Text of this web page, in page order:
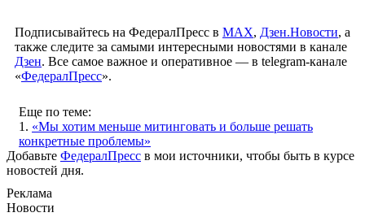
Подписывайтесь на ФедералПресс в МАХ, Дзен.Новости, а
также следите за самыми интересными новостями в канале
Дзен. Все самое важное и оперативное — в telegram-канале
«ФедералПресс».
Еще по теме:
1. «Мы хотим меньше митинговать и больше решать
конкретные проблемы»
Добавьте ФедералПресс в мои источники, чтобы быть в курсе
новостей дня.
Реклама
Новости